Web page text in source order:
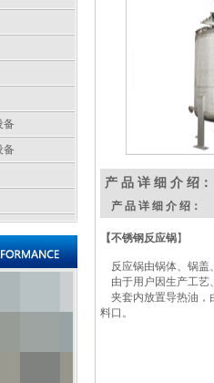
备
备
产 品 详 细 介 绍：
产 品 详 细 介 绍：
【不锈钢反应锅】
反应锅由锅体、锅盖
由于用户因生产工艺
夹套内放置导热油，
料口。